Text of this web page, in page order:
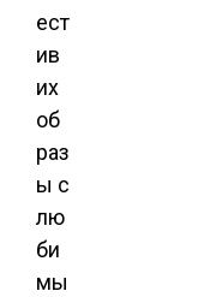
ест
ив
их
об
раз
ы с
лю
би
мы